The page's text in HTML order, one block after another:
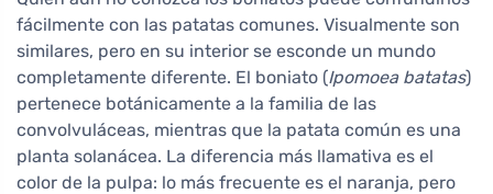
fácilmente con las patatas comunes. Visualmente son
similares, pero en su interior se esconde un mundo
completamente diferente. El boniato (Ipomoea batatas)
pertenece botánicamente a la familia de las
convolvuláceas, mientras que la patata común es una
planta solanácea. La diferencia más llamativa es el
color de la pulpa: lo más frecuente es el naranja, pero